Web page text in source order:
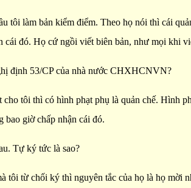
tôi làm bản kiểm điểm. Theo họ nói thì cái
cái đó. Họ cứ ngồi viết biên bản, như mọi khi
định 53/CP của nhà nước CHXHCNVN?
tôi thì có hình phạt phụ là quản chế. Hình
giờ chấp nhận cái đó.
Tự ký tức là sao?
tôi từ chối ký thì nguyên tắc của họ là họ